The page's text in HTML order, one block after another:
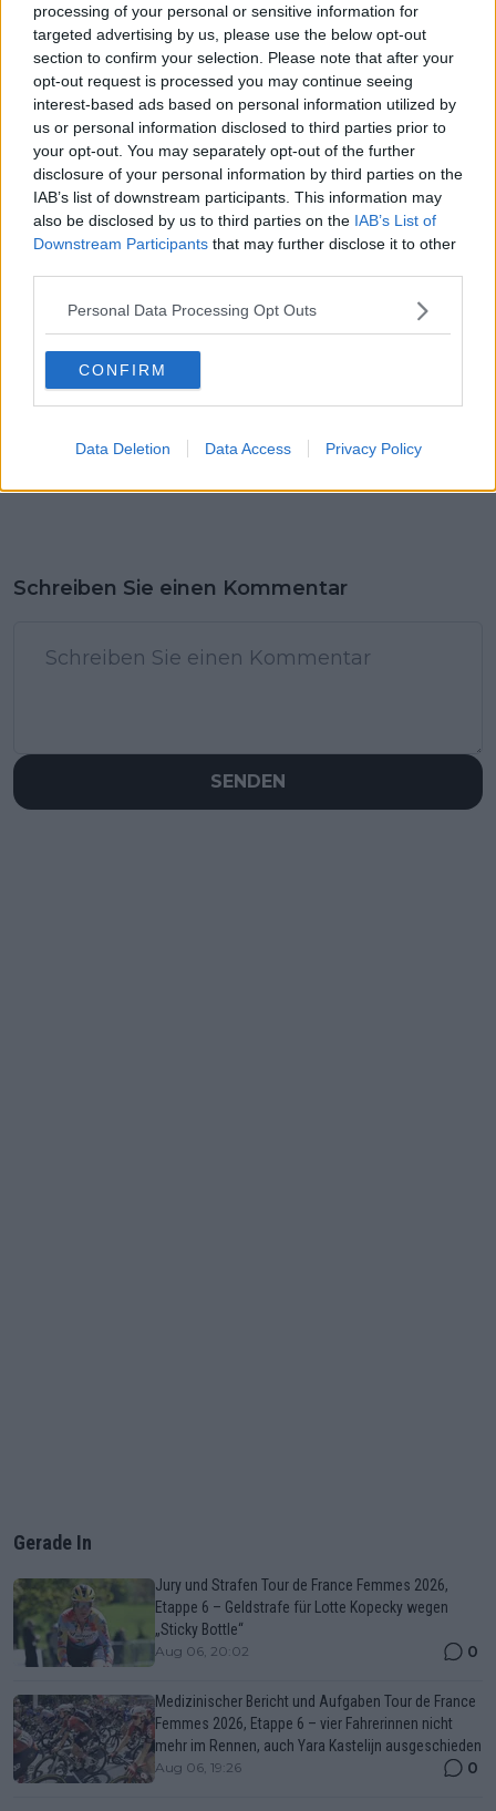
processing of your personal or sensitive information for
targeted advertising by us, please use the below opt-out
section to confirm your selection. Please note that after your
opt-out request is processed you may continue seeing
interest-based ads based on personal information utilized by
us or personal information disclosed to third parties prior to
your opt-out. You may separately opt-out of the further
disclosure of your personal information by third parties on the
IAB’s list of downstream participants. This information may
also be disclosed by us to third parties on the IAB’s List of
Downstream Participants that may further disclose it to other
Personal Data Processing Opt Outs
CONFIRM
Data Deletion Data Access Privacy Policy
Vorheriger Artikel
VIDEO | Jonas
Vingegaard gewinnt
Tour de France
Saitama Criterium vor
Milan und Groves
Nächster Artikel
„Das Team wurde
gegründet, um an
der Tour
teilzunehmen und zu
gewinnen" - Victor
Lafay über seine neu
entdeckte Motivation
für den Profiradsport
bei den Unibet Rose
Rockets
Schreiben Sie einen Kommentar
SENDEN
Gerade In
Jury und Strafen Tour de France Femmes 2026,
Etappe 6 – Geldstrafe für Lotte Kopecky wegen
„Sticky Bottle“
Aug 06, 20:02 0
Medizinischer Bericht und Aufgaben Tour de France
Femmes 2026, Etappe 6 – vier Fahrerinnen nicht
mehr im Rennen, auch Yara Kastelijn ausgeschieden
Aug 06, 19:26 0